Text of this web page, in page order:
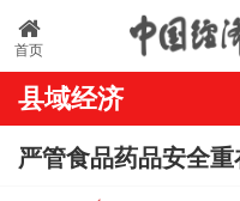
首页
县域经济
严管食品药品安全